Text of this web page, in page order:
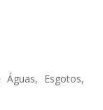
Esgotos,